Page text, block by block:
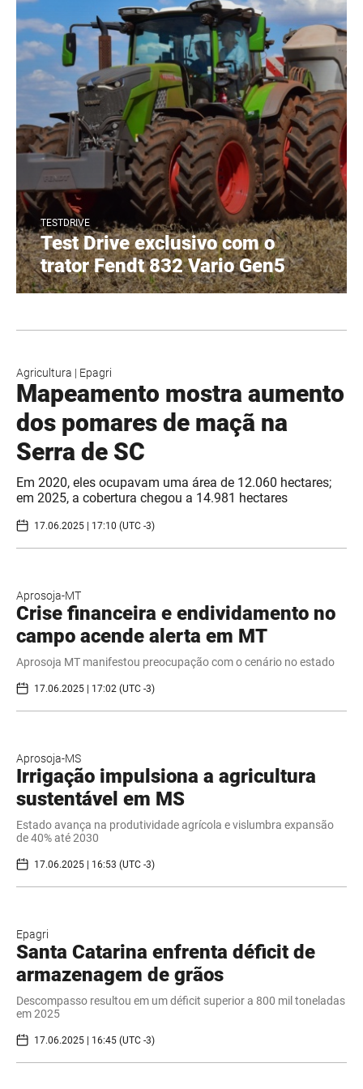
TESTDRIVE
Test Drive exclusivo com o
trator Fendt 832 Vario Gen5
Agricultura | Epagri
Mapeamento mostra aumento
dos pomares de maçã na
Serra de SC
Em 2020, eles ocupavam uma área de 12.060 hectares;
em 2025, a cobertura chegou a 14.981 hectares
17.06.2025 | 17:10 (UTC -3)
Aprosoja-MT
Crise financeira e endividamento no
campo acende alerta em MT
Aprosoja MT manifestou preocupação com o cenário no estado
17.06.2025 | 17:02 (UTC -3)
Aprosoja-MS
Irrigação impulsiona a agricultura
sustentável em MS
Estado avança na produtividade agrícola e vislumbra expansão
de 40% até 2030
17.06.2025 | 16:53 (UTC -3)
Epagri
Santa Catarina enfrenta déficit de
armazenagem de grãos
Descompasso resultou em um déficit superior a 800 mil toneladas
em 2025
17.06.2025 | 16:45 (UTC -3)